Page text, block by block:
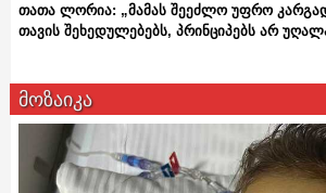
თათა ლორია: „მამას შეეძლო უფრო
თავის შეხედულებებს, პრინციპებს არ
მოზაიკა